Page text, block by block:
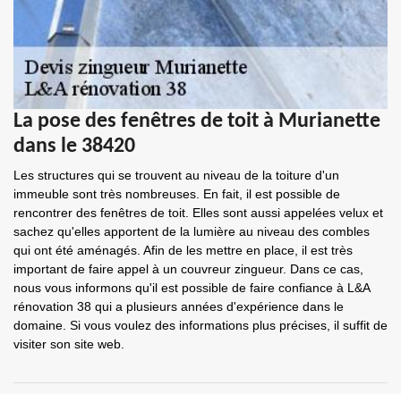
La pose des fenêtres de toit à Murianette
dans le 38420
Les structures qui se trouvent au niveau de la toiture d'un
immeuble sont très nombreuses. En fait, il est possible de
rencontrer des fenêtres de toit. Elles sont aussi appelées velux et
sachez qu'elles apportent de la lumière au niveau des combles
qui ont été aménagés. Afin de les mettre en place, il est très
important de faire appel à un couvreur zingueur. Dans ce cas,
nous vous informons qu'il est possible de faire confiance à L&A
rénovation 38 qui a plusieurs années d'expérience dans le
domaine. Si vous voulez des informations plus précises, il suffit de
visiter son site web.